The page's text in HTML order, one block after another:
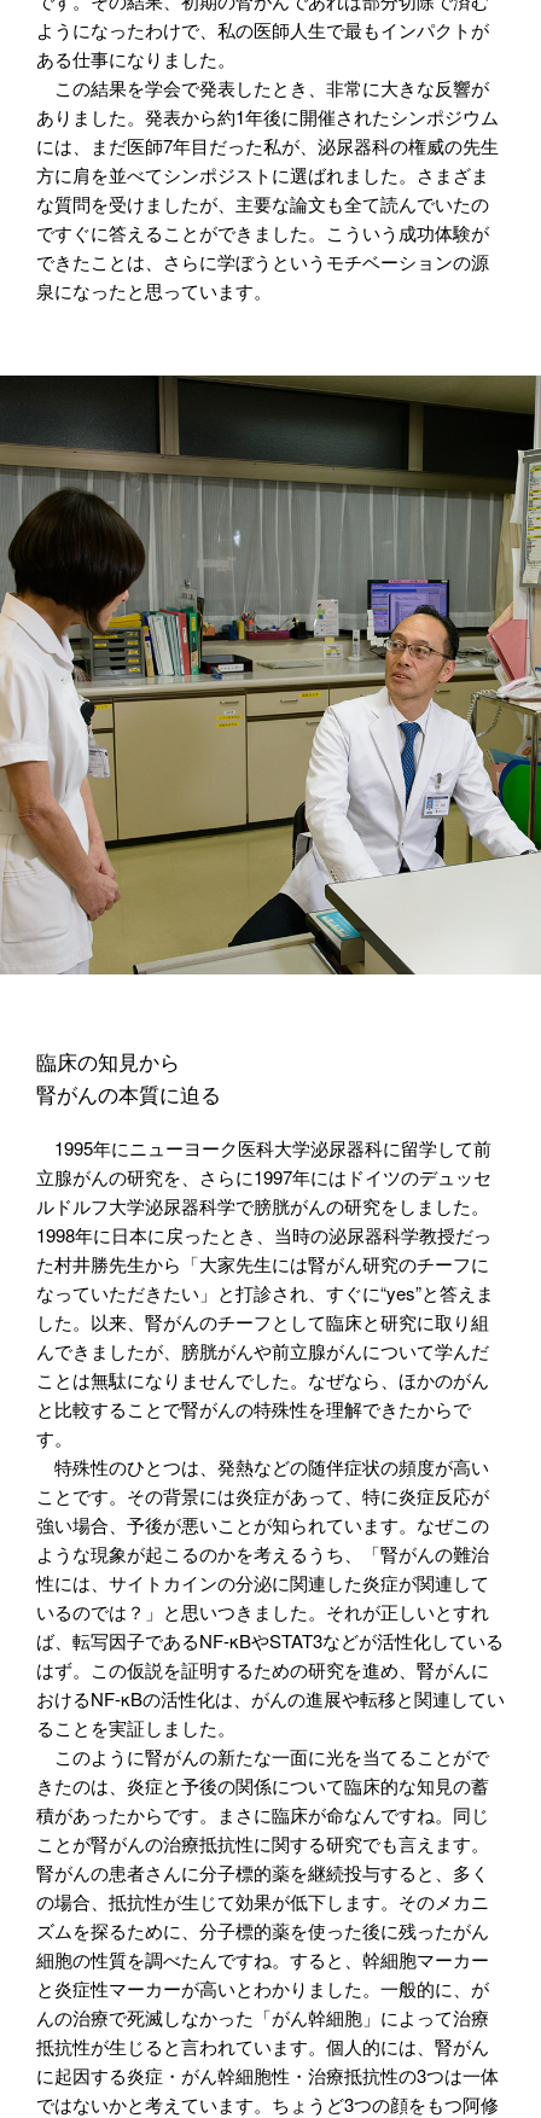
ようになったわけで、私の医師人生で最もインパクトが
ある仕事になりました。
この結果を学会で発表したとき、非常に大きな反響が
ありました。発表から約1年後に開催されたシンポジウム
には、まだ医師7年目だった私が、泌尿器科の権威の先生
方に肩を並べてシンポジストに選ばれました。さまざま
な質問を受けましたが、主要な論文も全て読んでいたの
ですぐに答えることができました。こういう成功体験が
できたことは、さらに学ぼうというモチベーションの源
泉になったと思っています。
臨床の知見から
腎がんの本質に迫る
1995年にニューヨーク医科大学泌尿器科に留学して前
立腺がんの研究を、さらに1997年にはドイツのデュッセ
ルドルフ大学泌尿器科学で膀胱がんの研究をしました。
1998年に日本に戻ったとき、当時の泌尿器科学教授だっ
た村井勝先生から「大家先生には腎がん研究のチーフに
なっていただきたい」と打診され、すぐに“yes”と答えま
した。以来、腎がんのチーフとして臨床と研究に取り組
んできましたが、膀胱がんや前立腺がんについて学んだ
ことは無駄になりませんでした。なぜなら、ほかのがん
と比較することで腎がんの特殊性を理解できたからで
す。
特殊性のひとつは、発熱などの随伴症状の頻度が高い
ことです。その背景には炎症があって、特に炎症反応が
強い場合、予後が悪いことが知られています。なぜこの
ような現象が起こるのかを考えるうち、「腎がんの難治
性には、サイトカインの分泌に関連した炎症が関連して
いるのでは？」と思いつきました。それが正しいとすれ
ば、転写因子であるNF-κBやSTAT3などが活性化している
はず。この仮説を証明するための研究を進め、腎がんに
おけるNF-κBの活性化は、がんの進展や転移と関連してい
ることを実証しました。
このように腎がんの新たな一面に光を当てることがで
きたのは、炎症と予後の関係について臨床的な知見の蓄
積があったからです。まさに臨床が命なんですね。同じ
ことが腎がんの治療抵抗性に関する研究でも言えます。
腎がんの患者さんに分子標的薬を継続投与すると、多く
の場合、抵抗性が生じて効果が低下します。そのメカニ
ズムを探るために、分子標的薬を使った後に残ったがん
細胞の性質を調べたんですね。すると、幹細胞マーカー
と炎症性マーカーが高いとわかりました。一般的に、が
んの治療で死滅しなかった「がん幹細胞」によって治療
抵抗性が生じると言われています。個人的には、腎がん
に起因する炎症・がん幹細胞性・治療抵抗性の3つは一体
ではないかと考えています。ちょうど3つの顔をもつ阿修